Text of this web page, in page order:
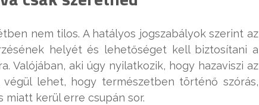
nem tilos. A hatályos jogszabályok szerint az
helyét és lehetőséget kell biztosítani a
Valójában, aki úgy nyilatkozik, hogy hazaviszi az
lehet, hogy természetben történő szórás,
kerül erre csupán sor.